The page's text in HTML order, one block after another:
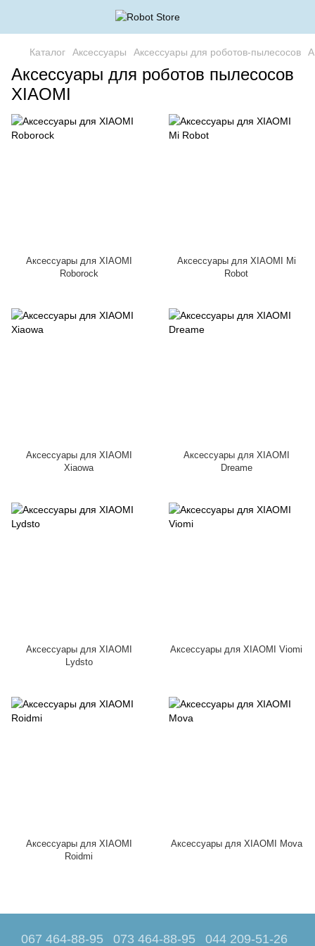
Каталог Аксессуары Аксессуары для роботов-пылесосов
Аксессуары для роботов пылесосов
XIAOMI
Аксессуары для XIAOMI
Roborock
Аксессуары для XIAOMI Mi
Robot
Аксессуары для XIAOMI
Xiaowa
Аксессуары для XIAOMI
Dreame
Аксессуары для XIAOMI
Lydsto
Аксессуары для XIAOMI Viomi
Аксессуары для XIAOMI
Roidmi
Аксессуары для XIAOMI Mova
067 464-88-95 073 464-88-95 044 209-51-26